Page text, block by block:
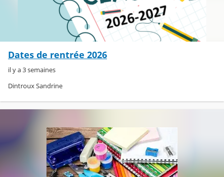
Dates de rentrée 2026
il y a 3 semaines
Dintroux Sandrine